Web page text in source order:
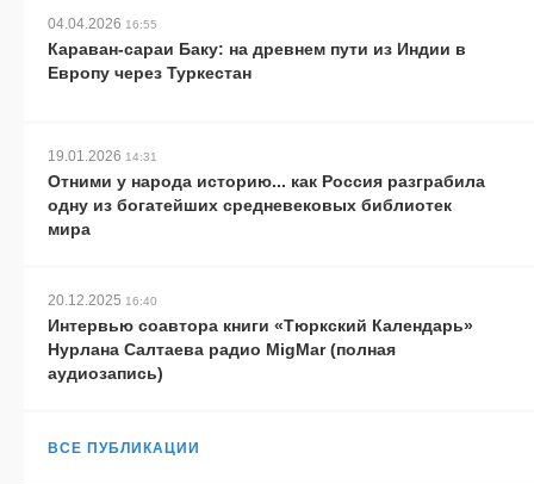
04.04.2026 16:55
Караван-сараи Баку: на древнем пути из Индии в
Европу через Туркестан
19.01.2026 14:31
Отними у народа историю... как Россия разграбила
одну из богатейших средневековых библиотек
мира
20.12.2025 16:40
Интервью соавтора книги «Тюркский Календарь»
Нурлана Салтаева радио MigMar (полная
аудиозапись)
ВСЕ ПУБЛИКАЦИИ